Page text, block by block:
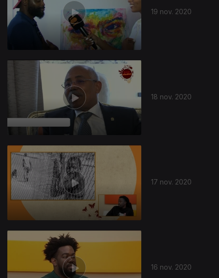
19 nov. 2020
18 nov. 2020
17 nov. 2020
16 nov. 2020